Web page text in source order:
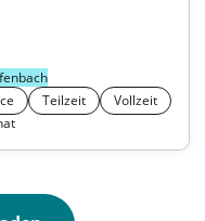
Teilzeit
Vollzeit